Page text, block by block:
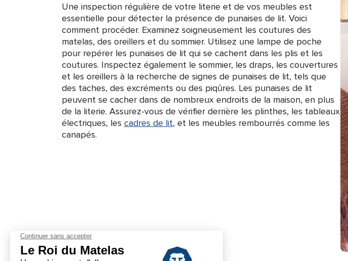
Une inspection régulière de votre literie et de vos meubles est
essentielle pour détecter la présence de punaises de lit. Voici
comment procéder. Examinez soigneusement les coutures des
matelas, des oreillers et du sommier. Utilisez une lampe de poche
pour repérer les punaises de lit qui se cachent dans les plis et les
coutures. Inspectez également le sommier, les draps, les couvertures
et les oreillers à la recherche de signes de punaises de lit, tels que
des taches, des excréments ou des piqûres. Les punaises de lit
peuvent se cacher dans de nombreux endroits de la maison, en plus
de la literie. Assurez-vous de vérifier derrière les plinthes, les tableaux
électriques, les cadres de lit, et les meubles rembourrés comme les
canapés.